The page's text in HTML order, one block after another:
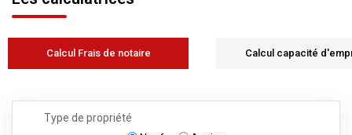
Calcul Frais de notaire Calcul capacité